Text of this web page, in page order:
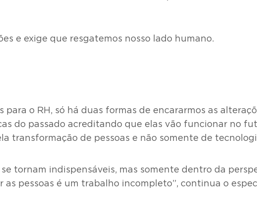
e exige que resgatemos nosso lado humano.
o RH, só há duas formas de encararmos as
do passado acreditando que elas vão funcionar no
transformação de pessoas e não somente de
tornam indispensáveis, mas somente dentro da
pessoas é um trabalho incompleto”, continua o